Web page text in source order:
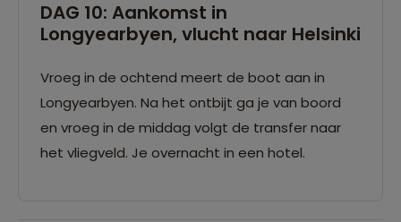
DAG 10: Aankomst in
Longyearbyen, vlucht naar Helsinki
Vroeg in de ochtend meert de boot aan in
Longyearbyen. Na het ontbijt ga je van boord
en vroeg in de middag volgt de transfer naar
het vliegveld. Je overnacht in een hotel.